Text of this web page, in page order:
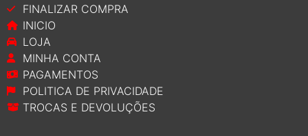
FINALIZAR COMPRA
INICIO
LOJA
MINHA CONTA
PAGAMENTOS
POLITICA DE PRIVACIDADE
TROCAS E DEVOLUÇÕES